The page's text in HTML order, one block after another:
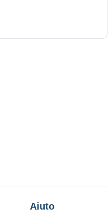
Aiuto